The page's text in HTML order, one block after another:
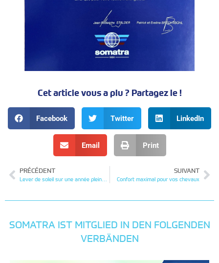
Cet article vous a plu ? Partagez le !
Facebook Twitter LinkedIn
Email Print
PRÉCÉDENT
Lever de soleil sur une année pleine de challenges
SUIVANT
Confort maximal pour vos chevaux
SOMATRA IST MITGLIED IN DEN FOLGENDEN
VERBÄNDEN